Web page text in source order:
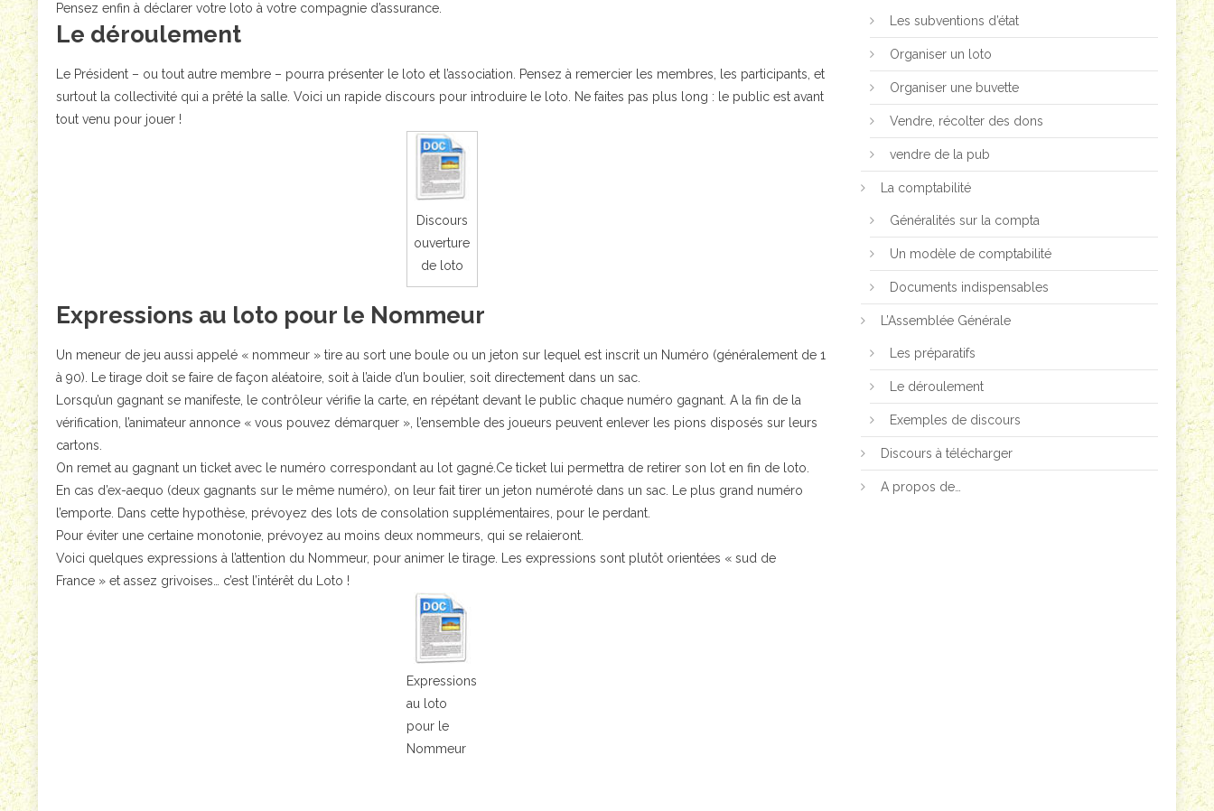
Pensez enfin à déclarer votre loto à votre compagnie d’assurance.
Le déroulement
Le Président – ou tout autre membre – pourra présenter le loto et l’association. Pensez à remercier les membres, les participants, et
surtout la collectivité qui a prêté la salle. Voici un rapide discours pour introduire le loto. Ne faites pas plus long : le public est avant
tout venu pour jouer !
Discours
ouverture
de loto
Expressions au loto pour le Nommeur
Un meneur de jeu aussi appelé « nommeur » tire au sort une boule ou un jeton sur lequel est inscrit un Numéro (généralement de 1
à 90). Le tirage doit se faire de façon aléatoire, soit à l’aide d’un boulier, soit directement dans un sac.
Lorsqu’un gagnant se manifeste, le contrôleur vérifie la carte, en répétant devant le public chaque numéro gagnant. A la fin de la
vérification, l’animateur annonce « vous pouvez démarquer », l’ensemble des joueurs peuvent enlever les pions disposés sur leurs
cartons.
On remet au gagnant un ticket avec le numéro correspondant au lot gagné.Ce ticket lui permettra de retirer son lot en fin de loto.
En cas d’ex-aequo (deux gagnants sur le même numéro), on leur fait tirer un jeton numéroté dans un sac. Le plus grand numéro
l’emporte. Dans cette hypothèse, prévoyez des lots de consolation supplémentaires, pour le perdant.
Pour éviter une certaine monotonie, prévoyez au moins deux nommeurs, qui se relaieront.
Voici quelques expressions à l’attention du Nommeur, pour animer le tirage. Les expressions sont plutôt orientées « sud de
France » et assez grivoises… c’est l’intérêt du Loto !
Expressions
au loto
pour le
Nommeur
Les subventions d’état
Organiser un loto
Organiser une buvette
Vendre, récolter des dons
vendre de la pub
La comptabilité
Généralités sur la compta
Un modèle de comptabilité
Documents indispensables
L’Assemblée Générale
Les préparatifs
Le déroulement
Exemples de discours
Discours à télécharger
A propos de…